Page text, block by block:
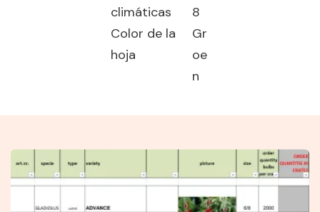
climáticas
8
Color de la
hoja
Gr
oe
n